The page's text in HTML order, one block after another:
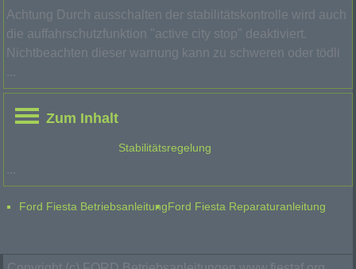
Achtung Durch ausschalten der stabilitätskontrolle wird auch
die auffahrschutzfunktion "active city stop" deaktiviert.
Nichtbeachten dieser warnung kann zu schweren oder tödli
...
Zum Inhalt
Stabilitätsregelung
...
Ford Fiesta BetriebsanleitungFord Fiesta Reparaturanleitung